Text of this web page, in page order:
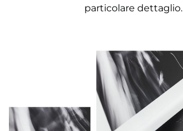
particolare dettaglio.